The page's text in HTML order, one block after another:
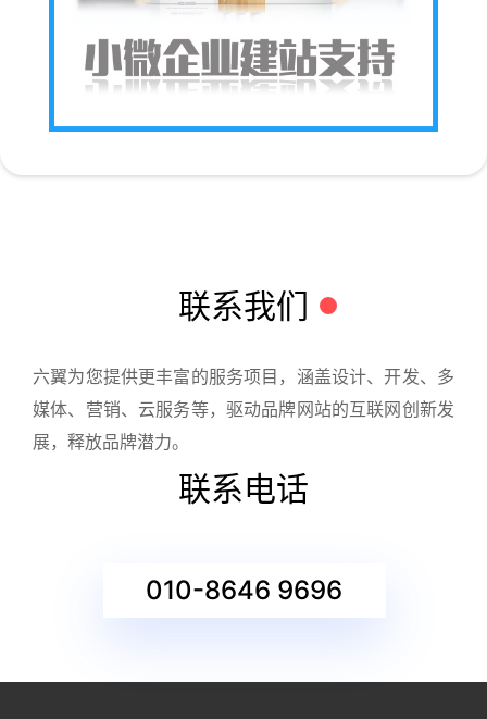
联系我们
六翼为您提供更丰富的服务项目，涵盖设计、开发、多
媒体、营销、云服务等，驱动品牌网站的互联网创新发
展，释放品牌潜力。
联系电话
010-8646 9696